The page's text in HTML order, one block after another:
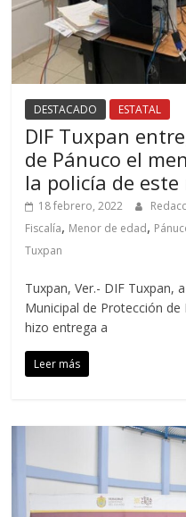
DESTACADO ESTATAL
DIF Tuxpan
de Pánuco el
la policía de
18 febrero, 2022
Fiscalía, Menor de edad,
Tuxpan
Tuxpan, Ver.- DIF Tuxpan,
Municipal de Protección
hizo entrega a
Leer más